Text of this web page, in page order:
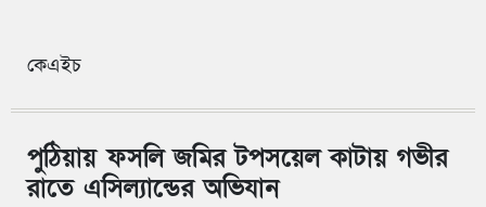
কেএইচ
পুঠিয়ায় ফসলি জমির টপসয়েল কাটায় গভীর
রাতে এসিল্যান্ডের অভিযান